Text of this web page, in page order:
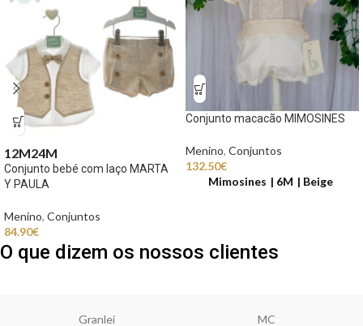
12M24M
Conjunto bebé com laço MARTA
Y PAULA
Menino, Conjuntos
84.90€
Conjunto macacão MIMOSINES
Menino, Conjuntos
132.50€
Mimosines
6M Beige
O que dizem os nossos clientes
Granlei MC